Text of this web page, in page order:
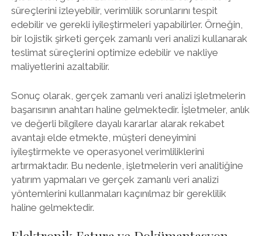
süreçlerini izleyebilir, verimlilik sorunlarını tespit
edebilir ve gerekli iyileştirmeleri yapabilirler. Örneğin,
bir lojistik şirketi gerçek zamanlı veri analizi kullanarak
teslimat süreçlerini optimize edebilir ve nakliye
maliyetlerini azaltabilir.
Sonuç olarak, gerçek zamanlı veri analizi işletmelerin
başarısının anahtarı haline gelmektedir. İşletmeler, anlık
ve değerli bilgilere dayalı kararlar alarak rekabet
avantajı elde etmekte, müşteri deneyimini
iyileştirmekte ve operasyonel verimliliklerini
artırmaktadır. Bu nedenle, işletmelerin veri analitiğine
yatırım yapmaları ve gerçek zamanlı veri analizi
yöntemlerini kullanmaları kaçınılmaz bir gereklilik
haline gelmektedir.